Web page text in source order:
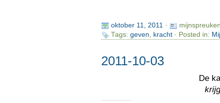
oktober 11, 2011·
Tags: geven, kracht· Posted in:
2011-10-03
De